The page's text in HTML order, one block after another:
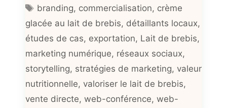
Étiquettes
branding, commercialisation, crème
glacée au lait de brebis, détaillants locaux,
études de cas, exportation, Lait de brebis,
marketing numérique, réseaux sociaux,
storytelling, stratégies de marketing, valeur
nutritionnelle, valoriser le lait de brebis,
vente directe, web-conférence, web-